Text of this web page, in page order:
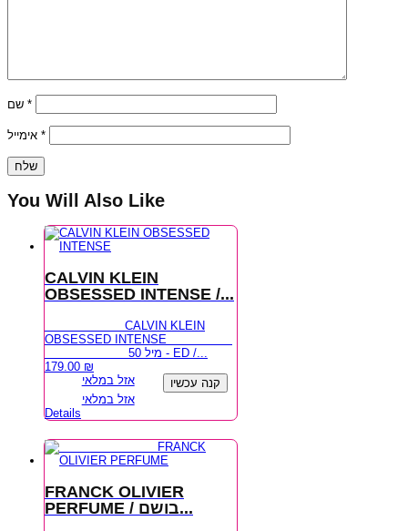
*
*
You Will Also Like
CALVIN KLEIN
OBSESSED INTENSE /...
CALVIN KLEIN
OBSESSED INTENSE
50 מיל - ED /...
179.00 ₪
אזל במלאי
קנה עכשיו
אזל במלאי
Details
FRANCK OLIVIER
PERFUME / בושם...